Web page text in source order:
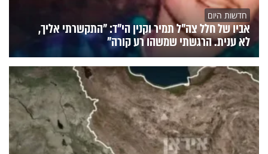
חדשות היום
אביו של חלל צה"ל תמיר וקנין הי"ד: "התקשרתי אליך,
לא ענית. הרגשתי שמשהו רע קורה"